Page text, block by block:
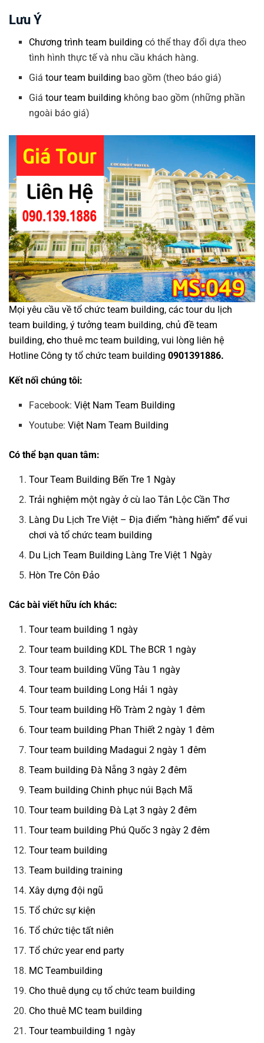
Lưu Ý
Chương trình team building có thể thay đổi dựa theo
tình hình thực tế và nhu cầu khách hàng.
Giátour team building bao gồm (theo báo giá)
Giátour team building không bao gồm (những phần
ngoài báo giá)
Mọi yêu cầu về tổ chức team building, các tourdu lịch
team building, ý tưởng team building, chủ đề team
building, cho thuê mc team building, vui lòng liên hệ
Hotline Công ty tổ chức team building 0901391886.
Kết nối chúng tôi:
Facebook:Việt Nam Team Building
Youtube:Việt Nam Team Building
Có thể bạn quan tâm:
Tour Team Building Bến Tre 1 Ngày
Trải nghiệm một ngày ở cù lao Tân Lộc Cần Thơ
Làng Du Lịch Tre Việt – Địa điểm “hàng hiếm” để vui
chơi và tổ chức team building
Du Lịch Team Building Làng Tre Việt 1 Ngày
Hòn Tre Côn Đảo
Các bài viết hữu ích khác:
Tour team building 1 ngày
Tour team building KDL The BCR 1 ngày
Tour team building Vũng Tàu 1 ngày
Tour team building Long Hải 1 ngày
Tour team building Hồ Tràm 2 ngày 1 đêm
Tour team building Phan Thiết 2 ngày 1 đêm
Tour team building Madagui 2 ngày 1 đêm
Team building Đà Nẵng 3 ngày 2 đêm
Team building Chinh phục núi Bạch Mã
Tour team building Đà Lạt 3 ngày 2 đêm
Tour team building Phú Quốc 3 ngày 2 đêm
Tour team building
Team building training
Xây dựng đội ngũ
Tổ chức sự kiện
Tổ chức tiệc tất niên
Tổ chức year end party
MC Teambuilding
Cho thuê dụng cụ tổ chức team building
Cho thuê MC team building
Tour teambuilding 1 ngày